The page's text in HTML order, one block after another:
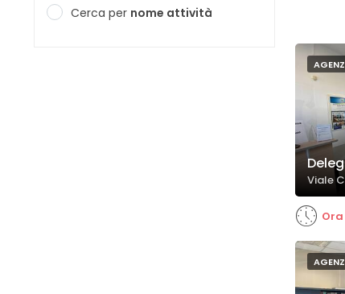
Cerca per nome attività
Viale